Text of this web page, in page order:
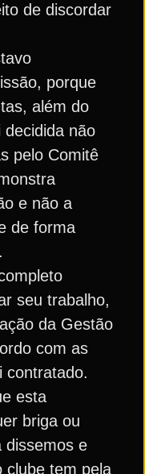
de discordar
porque
além do
não
pelo Comitê
e não a
de forma
seu trabalho,
da Gestão
com as
contratado.
esta
briga ou
dissemos e
clube tem pela